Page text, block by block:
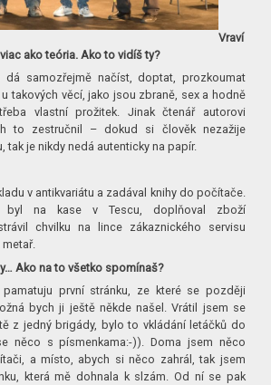
Vraví
ako teória. Ako to vidíš ty?
dá samozřejmě načíst, doptat, prozkoumat
takových věcí, jako jsou zbraně, sex a hodně
vlastní prožitek. Jinak čtenář autorovi
to zestručnil – dokud si člověk nezažije
tak je nikdy nedá autenticky na papír.
v antikvariátu a zadával knihy do počítače.
byl na kase v Tescu, doplňoval zboží
chvilku na lince zákaznického servisu
metař.
Ako na to všetko spomínaš?
první stránku, ze které se později
bych ji ještě někde našel. Vrátil jsem se
z jedný brigády, bylo to vkládání letáčků do
něco s písmenkama:-)). Doma jsem něco
a místo, abych si něco zahrál, tak jsem
která mě dohnala k slzám. Od ní se pak